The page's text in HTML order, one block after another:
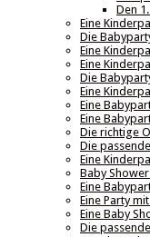
Den
Eine
Die
Eine
Eine
Die
Eine
Eine
Eine
Die richtige
Die
Eine
Baby
Eine
Eine Party
Eine Baby
Die